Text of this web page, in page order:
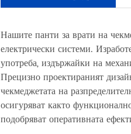
Нашите панти за врати на
електрически системи.
употреба, издържайки на
Прецизно проектираният
чекмеджетата на
осигуряват както
подобряват оперативната